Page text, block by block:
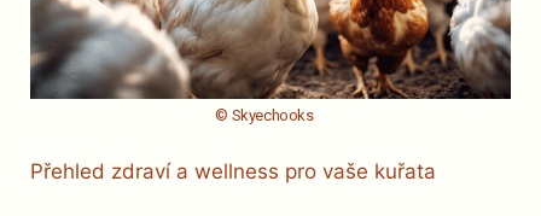
© Skyechooks
Přehled zdraví a wellness pro vaše kuřata